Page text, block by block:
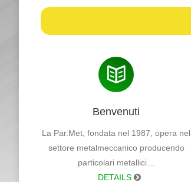
Benvenuti
La Par.Met, fondata nel 1987, opera nel
settore metalmeccanico producendo
particolari metallici…
DETAILS